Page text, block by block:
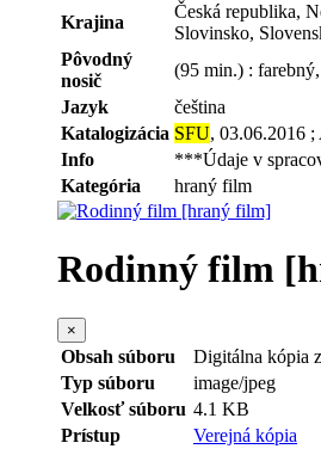
Krajina
Česká republika,
Slovinsko,
Pôvodný
nosič
(95 min.) :
Jazyk
čeština
Katalogizácia SFU, 03.06.2016
Info
***Údaje v
Kategória
hraný film
Rodinný film
×
Obsah súboru
Digitálna kópia
Typ súboru
image/jpeg
Velkosť súboru 4.1 KB
Prístup
Verejná kópia